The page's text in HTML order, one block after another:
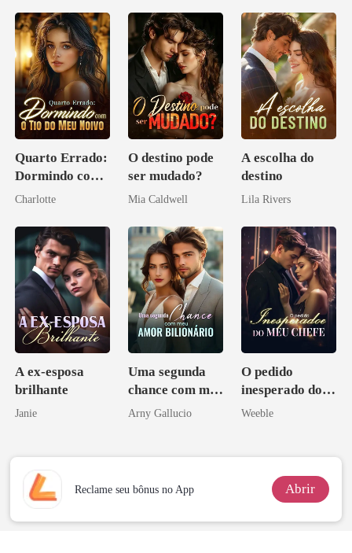
Quarto Errado:
Dormindo com
o Tio do Meu
Charlotte
O destino pode
ser mudado?
Mia Caldwell
A escolha do
destino
Lila Rivers
A ex-esposa
brilhante
Janie
Uma segunda
chance com meu
amor bilionário
Arny Gallucio
O pedido
inesperado do
meu chefe
Weeble
Reclame seu bônus no App Abrir